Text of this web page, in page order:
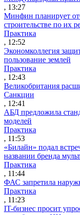
, 13:27
Минфин планирует
строительстве по их
Практика
, 12:52
Экономколлегия
пользование землей
Практика
, 12:43
Великобритания
Санкции
, 12:41
АБД предложила
моделей
Практика
, 11:53
«Билайн» подал
названии бренда
Практика
, 11:44
ФАС запретила
Практика
, 11:23
IT-бизнес просит